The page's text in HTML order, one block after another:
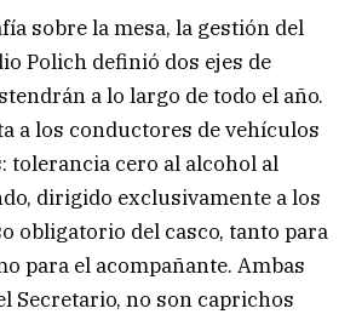
sobre la mesa, la gestión del
Polich definió dos ejes de
a lo largo de todo el año.
a los conductores de vehículos
tolerancia cero al alcohol al
dirigido exclusivamente a los
obligatorio del casco, tanto para
para el acompañante. Ambas
Secretario, no son caprichos